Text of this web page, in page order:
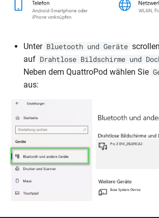
Unter Bluetooth und Geräte
auf Drahtlose Bildschirme und
Neben dem QuattroPod wählen Sie
aus: